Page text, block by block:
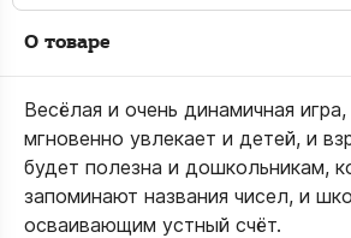
О товаре
Весёлая и очень динамичная игра,
мгновенно увлекает и детей, и
будет полезна и дошкольникам,
запоминают названия чисел, и
осваивающим устный счёт.